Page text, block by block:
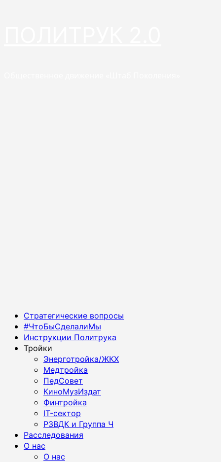
Основное
меню
Стратегические вопросы
#ЧтоБыСделалиМы
Инструкции Политрука
Тройки
Энерготройка/ЖКХ
Медтройка
ПедСовет
КиноМузИздат
Финтройка
IT-сектор
РЗВДК и Группа Ч
Расследования
О нас
О нас